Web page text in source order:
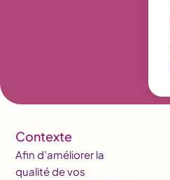
Contexte
Afin d’améliorer la
qualité de vos